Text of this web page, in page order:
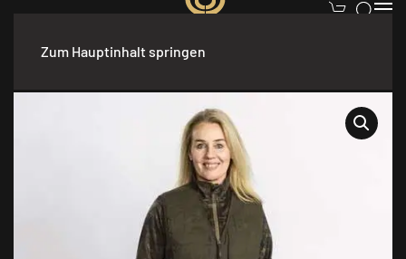
Zum Hauptinhalt springen
Bekleidung Damen /Jacken